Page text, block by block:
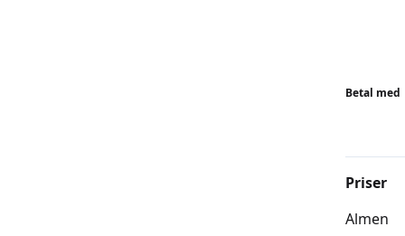
skal
virker
Betal med
Priser
Almen